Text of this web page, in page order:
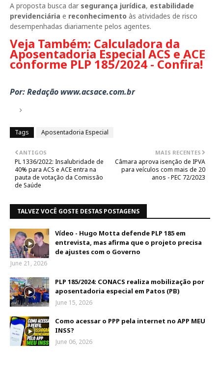
A proposta busca dar segurança jurídica, estabilidade
previdenciária e reconhecimento às atividades de risco
desempenhadas diariamente pelos agentes.
Veja Também: Calculadora da
Aposentadoria Especial ACS e ACE
conforme PLP 185/2024 - Confira!
Por: Redação www.acsace.com.br
Tags Aposentadoria Especial
MAIS RECENTES
Câmara aprova isenção de IPVA
para veículos com mais de 20
anos - PEC 72/2023
ANTIGOS
PL 1336/2022: Insalubridade de
40% para ACS e ACE entra na
pauta de votação da Comissão
de Saúde
TALVEZ VOCÊ GOSTE DESTAS POSTAGENS
Vídeo - Hugo Motta defende PLP 185 em
entrevista, mas afirma que o projeto precisa
de ajustes com o Governo
June 21, 2026
PLP 185/2024: CONACS realiza mobilização por
aposentadoria especial em Patos (PB)
June 15, 2026
Como acessar o PPP pela internet no APP MEU
INSS?
June 06, 2026